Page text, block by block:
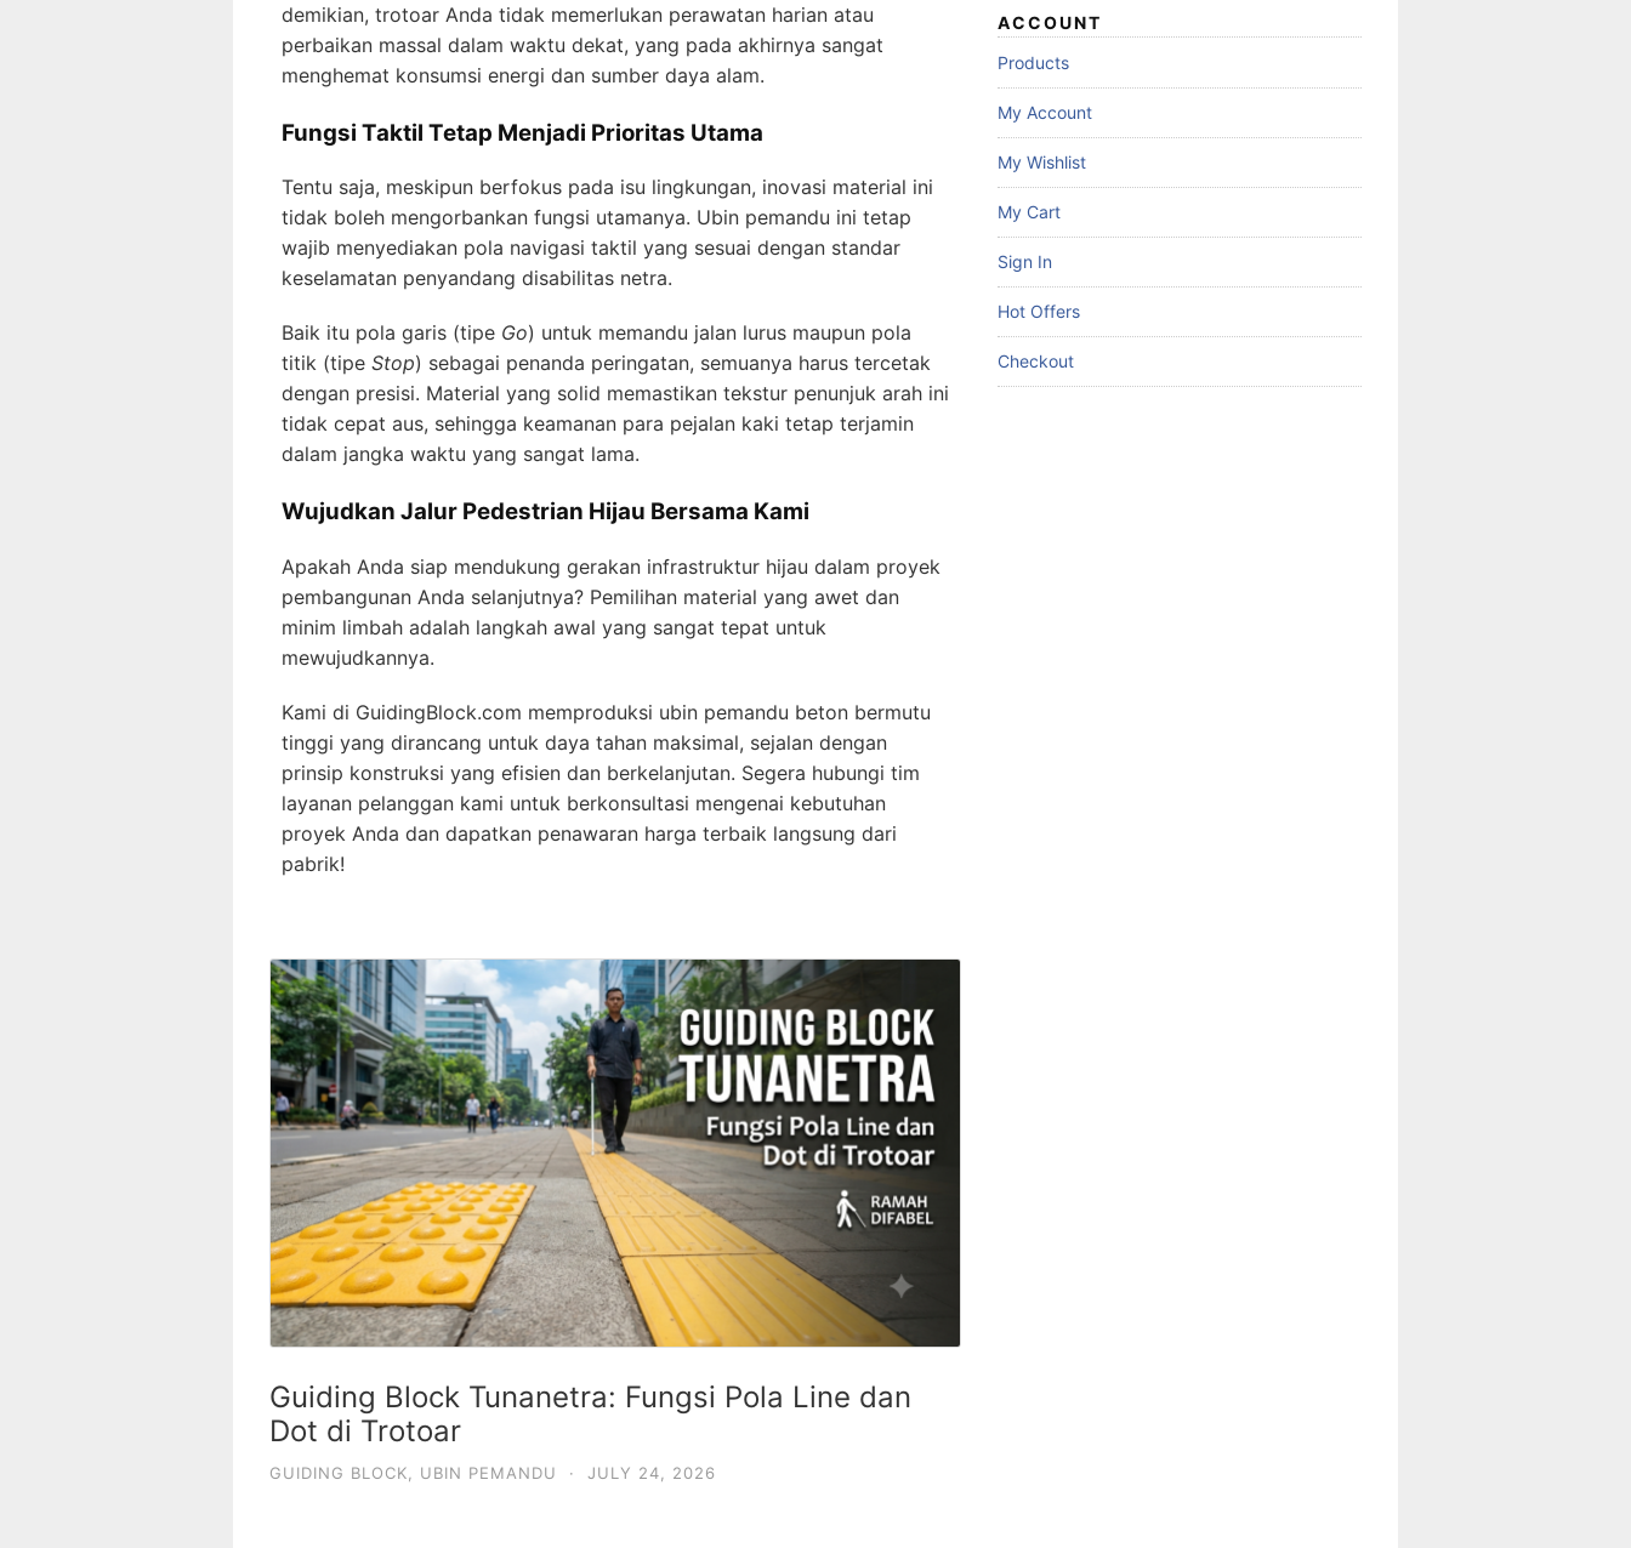
demikian, trotoar Anda tidak memerlukan perawatan harian atau
perbaikan massal dalam waktu dekat, yang pada akhirnya sangat
menghemat konsumsi energi dan sumber daya alam.
Fungsi Taktil Tetap Menjadi Prioritas Utama
Tentu saja, meskipun berfokus pada isu lingkungan, inovasi material ini
tidak boleh mengorbankan fungsi utamanya. Ubin pemandu ini tetap
wajib menyediakan pola navigasi taktil yang sesuai dengan standar
keselamatan penyandang disabilitas netra.
Baik itu pola garis (tipe Go) untuk memandu jalan lurus maupun pola
titik (tipe Stop) sebagai penanda peringatan, semuanya harus tercetak
dengan presisi. Material yang solid memastikan tekstur penunjuk arah ini
tidak cepat aus, sehingga keamanan para pejalan kaki tetap terjamin
dalam jangka waktu yang sangat lama.
Wujudkan Jalur Pedestrian Hijau Bersama Kami
Apakah Anda siap mendukung gerakan infrastruktur hijau dalam proyek
pembangunan Anda selanjutnya? Pemilihan material yang awet dan
minim limbah adalah langkah awal yang sangat tepat untuk
mewujudkannya.
Kami di GuidingBlock.com memproduksi ubin pemandu beton bermutu
tinggi yang dirancang untuk daya tahan maksimal, sejalan dengan
prinsip konstruksi yang efisien dan berkelanjutan. Segera hubungi tim
layanan pelanggan kami untuk berkonsultasi mengenai kebutuhan
proyek Anda dan dapatkan penawaran harga terbaik langsung dari
pabrik!
Guiding Block Tunanetra: Fungsi Pola Line dan
Dot di Trotoar
GUIDING BLOCK UBIN PEMANDU · JULY 24, 2026
ACCOUNT
Products
My Account
My Wishlist
My Cart
Sign In
Hot Offers
Checkout